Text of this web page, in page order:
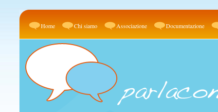
Home Chi siamo Associazione Documentazione